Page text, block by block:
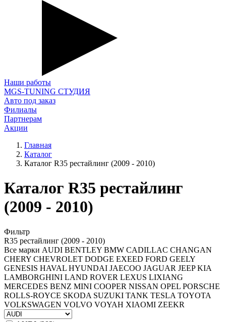
Наши работы
MGS-TUNING СТУДИЯ
Авто под заказ
Филиалы
Партнерам
Акции
Главная
Каталог
Каталог R35 рестайлинг (2009 - 2010)
Каталог R35 рестайлинг
(2009 - 2010)
Фильтр
R35 рестайлинг (2009 - 2010)
Все марки AUDI BENTLEY BMW CADILLAC CHANGAN
CHERY CHEVROLET DODGE EXEED FORD GEELY
GENESIS HAVAL HYUNDAI JAECOO JAGUAR JEEP KIA
LAMBORGHINI LAND ROVER LEXUS LIXIANG
MERCEDES BENZ MINI COOPER NISSAN OPEL PORSCHE
ROLLS-ROYCE SKODA SUZUKI TANK TESLA TOYOTA
VOLKSWAGEN VOLVO VOYAH XIAOMI ZEEKR